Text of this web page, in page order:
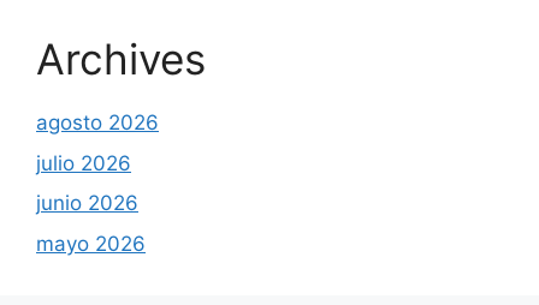
Archives
agosto 2026
julio 2026
junio 2026
mayo 2026